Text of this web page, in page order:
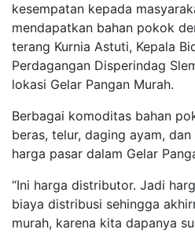
kesempatan kepada
mendapatkan bahan pokok
terang Kurnia Astuti, Kepala
Perdagangan Disperindag
lokasi Gelar Pangan Murah.
Berbagai komoditas bahan
beras, telur, daging ayam,
harga pasar dalam Gelar
“Ini harga distributor. Jadi
biaya distribusi sehingga
murah, karena kita dapanya